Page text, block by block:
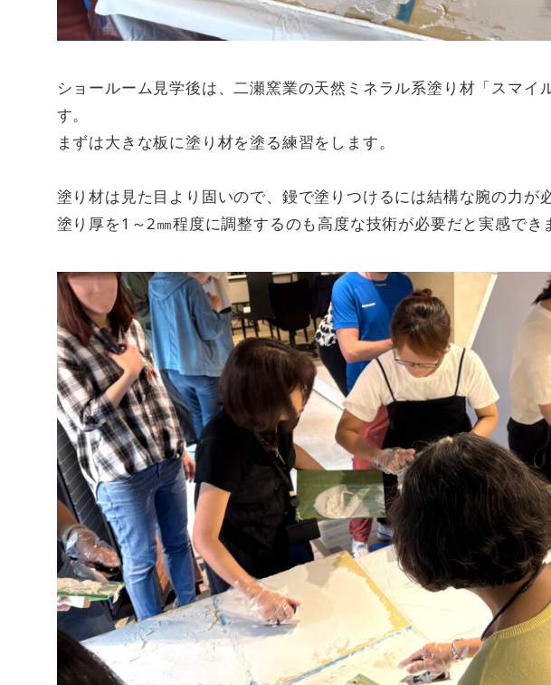
ショールーム見学後は、二瀬窯業の天然ミネラル系塗り材「スマイ
す。
まずは大きな板に塗り材を塗る練習をします。
塗り材は見た目より固いので、鏝で塗りつけるには結構な腕の力が
塗り厚を1～2㎜程度に調整するのも高度な技術が必要だと実感でき